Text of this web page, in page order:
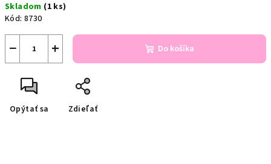
cena:
Skladom (1 ks)
Kód: 8730
+
− Do košíka
Opýtať sa Zdieľať